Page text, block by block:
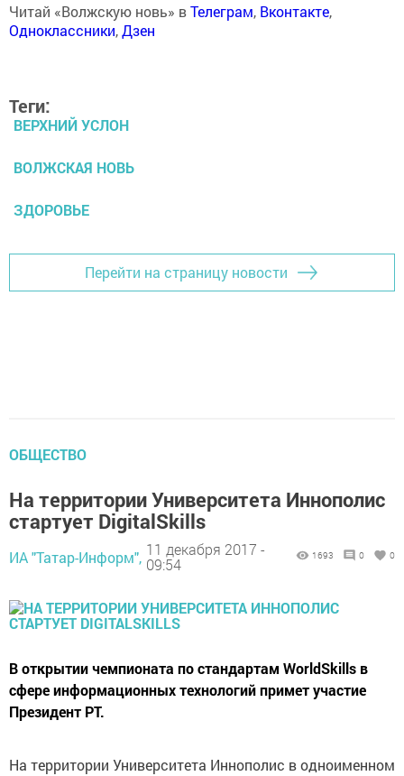
Читай «Волжскую новь» вТелеграм, Вконтакте,
Одноклассники,Дзен
Теги:
ВЕРХНИЙ УСЛОН
ВОЛЖСКАЯ НОВЬ
ЗДОРОВЬЕ
Перейти на страницу новости
ОБЩЕСТВО
На территории Университета Иннополис
стартует DigitalSkills
ИА "Татар-Информ", 11 декабря 2017 -
09:54
1693 0 0
В открытии чемпионата по стандартам WorldSkills в
сфере информационных технологий примет участие
Президент РТ.
На территории Университета Иннополис в одноименном